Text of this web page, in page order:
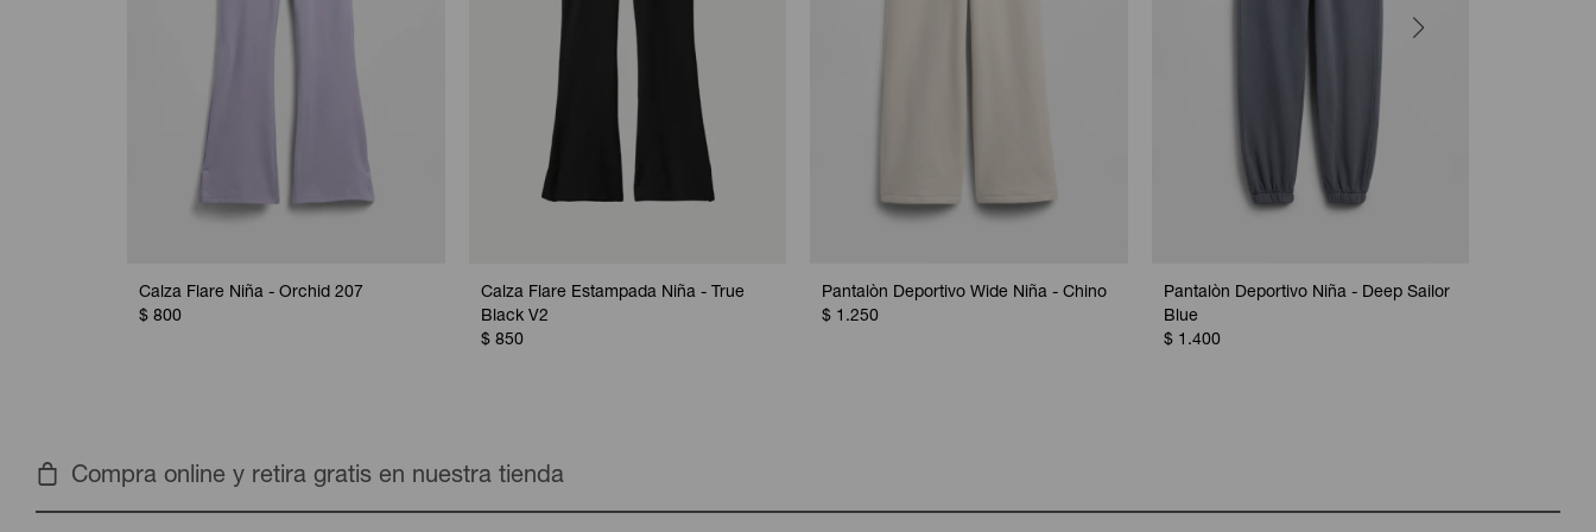
Calza Flare Niña - Orchid 207
$ 800
Calza Flare Estampada Niña - True
Black V2
$ 850
Pantalòn Deportivo Wide Niña - Chino
$ 1.250
Pantalòn Deportivo Niña - Deep Sailor
Blue
$ 1.400
Compra online y retira gratis en nuestra tienda